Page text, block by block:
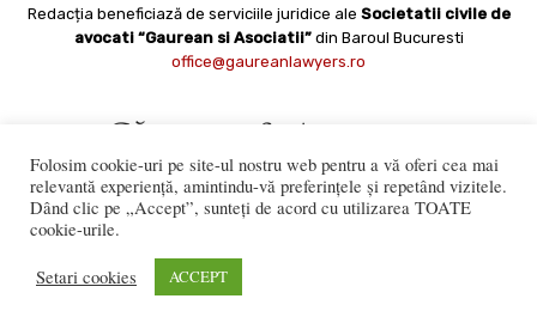
Redacția beneficiază de serviciile juridice ale Societatii civile de
avocati “Gaurean si Asociatii” din Baroul Bucuresti
office@gaureanlawyers.ro
numai cu acordul expres al Bistriteanul.Ro. © Copyright 2008 -
2021 Bistrițeanul.ro
Folosim cookie-uri pe site-ul nostru web pentru a vă oferi cea mai
relevantă experiență, amintindu-vă preferințele și repetând vizitele.
Dând clic pe „Accept”, sunteți de acord cu utilizarea TOATE
cookie-urile.
Setari cookies ACCEPT